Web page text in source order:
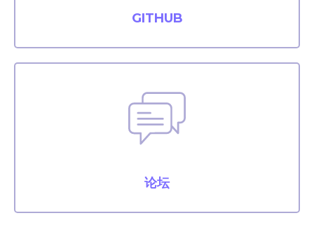
GITHUB
论坛